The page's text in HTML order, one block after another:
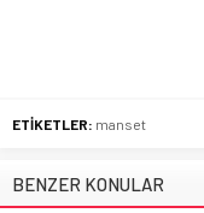
ETİKETLER: manset
BENZER KONULAR